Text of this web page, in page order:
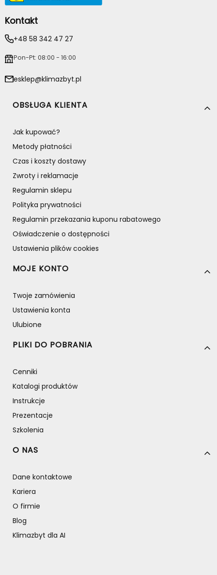
Kontakt
+48 58 342 47 27
Pon-Pt: 08:00 - 16:00
esklep@klimazbyt.pl
Linki w stopce
OBSŁUGA KLIENTA
Jak kupować?
Metody płatności
Czas i koszty dostawy
Zwroty i reklamacje
Regulamin sklepu
Polityka prywatności
Regulamin przekazania kuponu rabatowego
Oświadczenie o dostępności
Ustawienia plików cookies
MOJE KONTO
Twoje zamówienia
Ustawienia konta
Ulubione
PLIKI DO POBRANIA
Cenniki
Katalogi produktów
Instrukcje
Prezentacje
Szkolenia
O NAS
Dane kontaktowe
Kariera
O firmie
Blog
Klimazbyt dla AI